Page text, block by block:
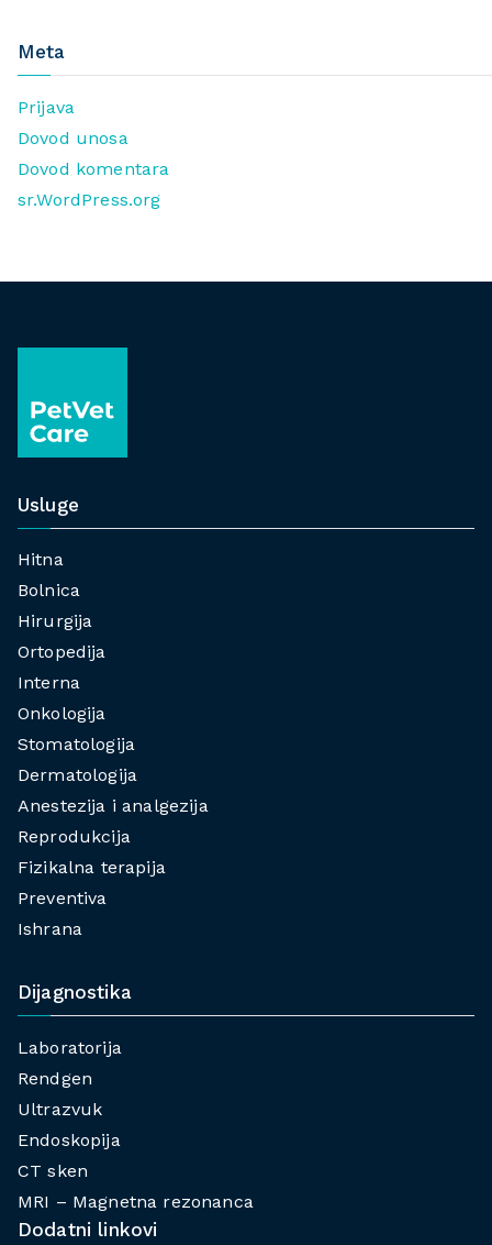
Meta
Prijava
Dovod unosa
Dovod komentara
sr.WordPress.org
Usluge
Hitna
Bolnica
Hirurgija
Ortopedija
Interna
Onkologija
Stomatologija
Dermatologija
Anestezija i analgezija
Reprodukcija
Fizikalna terapija
Preventiva
Ishrana
Dijagnostika
Laboratorija
Rendgen
Ultrazvuk
Endoskopija
CT sken
MRI – Magnetna rezonanca
Dodatni linkovi